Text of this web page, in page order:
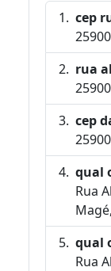
cep
rua
cep
qual
Rua
qual
Rua